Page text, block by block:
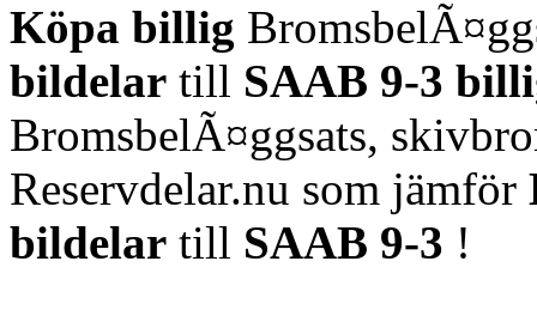
Köpa billig
bildelar till SAAB 9-3
BromsbelÃ¤ggsats,
Reservdelar.nu som jämför
bildelar till SAAB 9-3 !